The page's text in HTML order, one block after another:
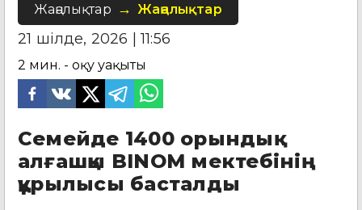
Жаңалықтар Жаңалықтар
21 шілде, 2026 | 11:56
2 мин. - оқу уақыты
Семейде 1400 орындық
алғашқы BINOM мектебінің
құрылысы басталды